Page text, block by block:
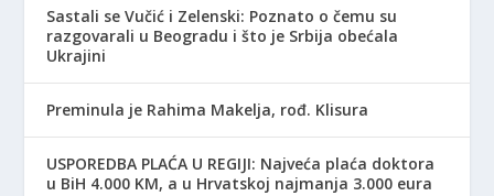
Sastali se Vučić i Zelenski: Poznato o čemu su
razgovarali u Beogradu i što je Srbija obećala
Ukrajini
Preminula je Rahima Makelja, rođ. Klisura
USPOREDBA PLAĆA U REGIJI: Najveća plaća doktora
u BiH 4.000 KM, a u Hrvatskoj najmanja 3.000 eura